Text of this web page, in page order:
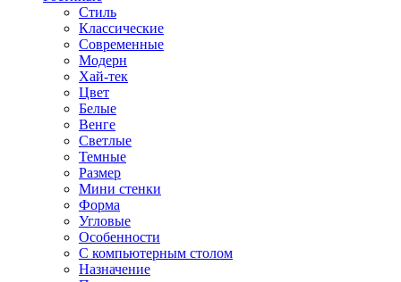
Стиль
Классические
Современные
Модерн
Хай-тек
Цвет
Белые
Венге
Светлые
Темные
Размер
Мини стенки
Форма
Угловые
Особенности
С компьютерным столом
Назначение